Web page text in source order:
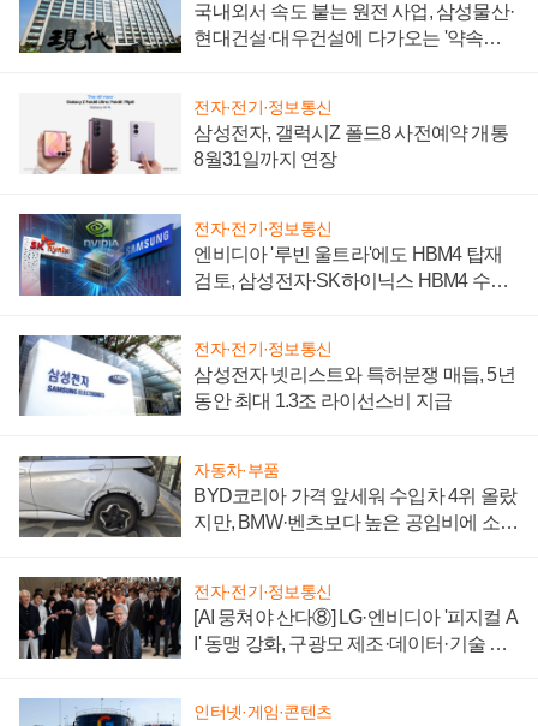
국내외서 속도 붙는 원전 사업, 삼성물산·
현대건설·대우건설에 다가오는 '약속의
전자·전기·정보통신
삼성전자, 갤럭시Z 폴드8 사전예약 개통
8월31일까지 연장
전자·전기·정보통신
엔비디아 '루빈 울트라'에도 HBM4 탑재
검토, 삼성전자·SK하이닉스 HBM4 수율
전자·전기·정보통신
삼성전자 넷리스트와 특허분쟁 매듭, 5년
동안 최대 1.3조 라이선스비 지급
자동차·부품
BYD코리아 가격 앞세워 수입차 4위 올랐
지만, BMW·벤츠보다 높은 공임비에 소비
전자·전기·정보통신
[AI 뭉쳐야 산다⑧] LG·엔비디아 '피지컬 A
I' 동맹 강화, 구광모 제조·데이터·기술 결
인터넷·게임·콘텐츠